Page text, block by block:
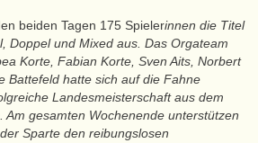
beiden Tagen 175 Spielerinnen die Titel
Doppel und Mixed aus. Das Orgateam
Korte, Fabian Korte, Sven Aits, Norbert
Battefeld hatte sich auf die Fahne
Landesmeisterschaft aus dem
Am gesamten Wochenende unterstützen
Sparte den reibungslosen